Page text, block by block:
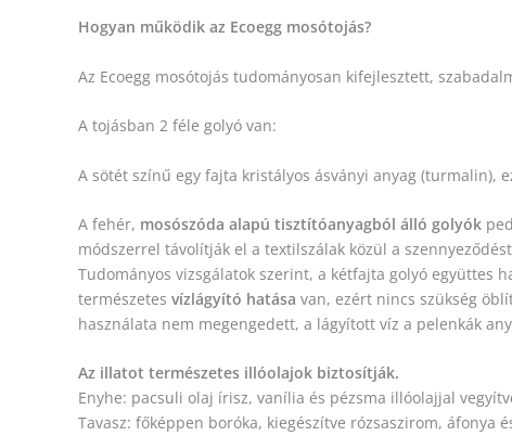
Hogyan működik az Ecoegg mosótojás?
Az Ecoegg mosótojás tudományosan kifejlesztett,
A tojásban 2 féle golyó van:
A sötét színű egy fajta kristályos ásványi anyag (turmalin),
A fehér, mosószóda alapú tisztítóanyagból álló golyók
módszerrel távolítják el a textilszálak közül a
Tudományos vizsgálatok szerint, a kétfajta golyó együttes
természetes vízlágyító hatása van, ezért nincs szükség
használata nem megengedett, a lágyított víz a pelenkák
Az illatot természetes illóolajok biztosítják.
Enyhe: pacsuli olaj írisz, vanília és pézsma illóolajjal
Tavasz: főképpen boróka, kiegészítve rózsaszirom, áfonya